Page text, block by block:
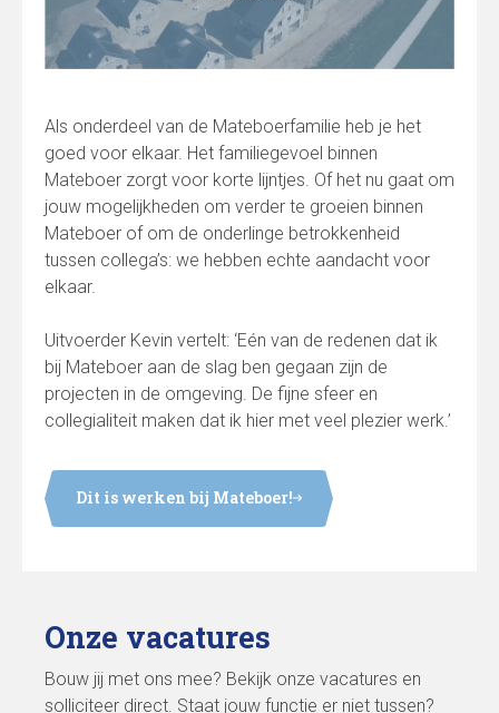
Als onderdeel van de Mateboerfamilie heb je het
goed voor elkaar. Het familiegevoel binnen
Mateboer zorgt voor korte lijntjes. Of het nu gaat om
jouw mogelijkheden om verder te groeien binnen
Mateboer of om de onderlinge betrokkenheid
tussen collega’s: we hebben echte aandacht voor
elkaar.
Uitvoerder Kevin vertelt: ‘Eén van de redenen dat ik
bij Mateboer aan de slag ben gegaan zijn de
projecten in de omgeving. De fijne sfeer en
collegialiteit maken dat ik hier met veel plezier werk.’
Dit is werken bij Mateboer!
Onze vacatures
Bouw jij met ons mee? Bekijk onze vacatures en
solliciteer direct. Staat jouw functie er niet tussen?